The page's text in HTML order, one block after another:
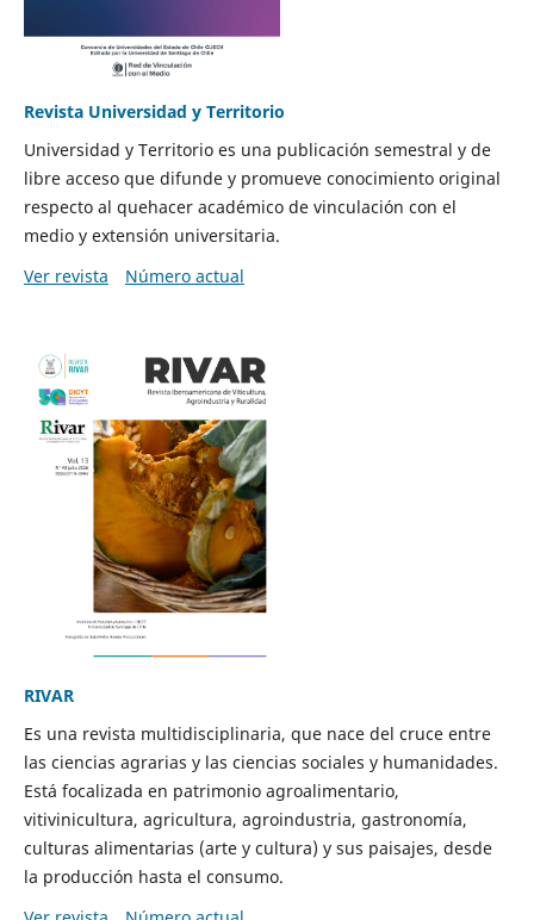
Revista Universidad y Territorio
Universidad y Territorio es una publicación semestral y de
libre acceso que difunde y promueve conocimiento original
respecto al quehacer académico de vinculación con el
medio y extensión universitaria.
Ver revista
Número actual
RIVAR
Es una revista multidisciplinaria, que nace del cruce entre
las ciencias agrarias y las ciencias sociales y humanidades.
Está focalizada en patrimonio agroalimentario,
vitivinicultura, agricultura, agroindustria, gastronomía,
culturas alimentarias (arte y cultura) y sus paisajes, desde
la producción hasta el consumo.